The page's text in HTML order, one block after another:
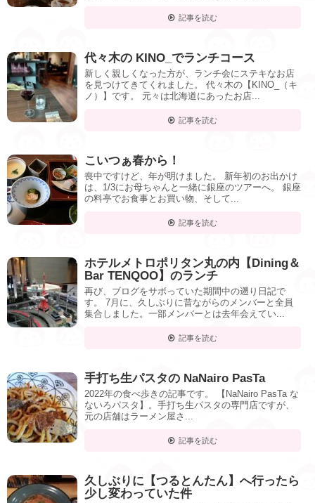
記事を読む
代々木の KINO_でランチコース
新しく親しくなった方が、ランチ会にステキなお店
を見つけてきてくれました。 代々木の【KINO_（キ
ノ）】です。 元々は北海道にあったお店...
記事を読む
こいつぁ春から！
喪中ですけど、年が明けました。 新年初のお出かけ
は、1/3にお母ちゃんと一緒に銀座のツアーへ。 銀座
の料亭でお食事とお買い物、そして...
記事を読む
ホテルメトロポリタン丸の内【Dining＆
Bar TENQOO】のランチ
再び、ブログをサボっていた期間中の遡り日記で
す。 7月に、久しぶりに昔ながらのメンバーと全員
集合しました。一部メンバーとは去年会えてい...
記事を読む
手打ち生パスタの NaNairo PasTa
2022年の食べ歩きの記事です。 【NaNairo PasTa な
ないろパスタ】。手打ち生パスタの専門店ですが、
元の店舗はラーメン屋さ...
記事を読む
久しぶりに【つるとんたん】へ行ったら
少し変わっていた件